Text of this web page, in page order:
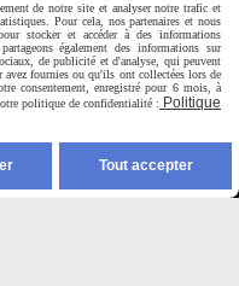
de notre site et analyser notre trafic et
Pour cela, nos partenaires et nous
stocker et accéder à des informations
également des informations sur
de publicité et d'analyse, qui peuvent
fournies ou qu'ils ont collectées lors de
consentement, enregistré pour 6 mois, à
politique de confidentialité : Politique
Tout accepter